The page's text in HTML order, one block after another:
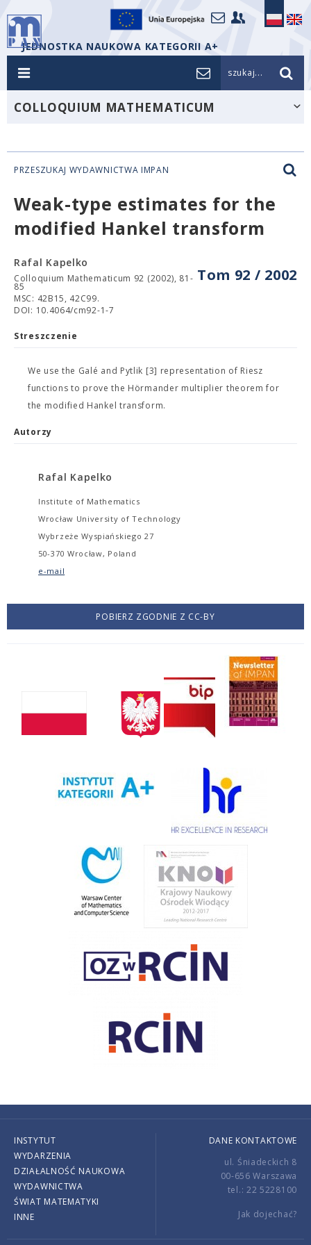
JEDNOSTKA NAUKOWA KATEGORII A+
szukaj...
COLLOQUIUM MATHEMATICUM
PRZESZUKAJ WYDAWNICTWA IMPAN
Weak-type estimates for the
modified Hankel transform
Tom 92 / 2002
Rafal Kapelko
Colloquium Mathematicum 92 (2002), 81-
85
MSC: 42B15, 42C99.
DOI: 10.4064/cm92-1-7
Streszczenie
We use the Galé and Pytlik [3] representation of Riesz
functions to prove the Hörmander multiplier theorem for
the modified Hankel transform.
Autorzy
Rafal Kapelko
Institute of Mathematics
Wrocław University of Technology
Wybrzeże Wyspiańskiego 27
50-370 Wrocław, Poland
e-mail
POBIERZ ZGODNIE Z CC-BY
INSTYTUT
WYDARZENIA
DZIAŁALNOŚĆ NAUKOWA
WYDAWNICTWA
ŚWIAT MATEMATYKI
INNE
DANE KONTAKTOWE
ul. Śniadeckich 8
00-656 Warszawa
tel.: 22 5228100
Jak dojechać?